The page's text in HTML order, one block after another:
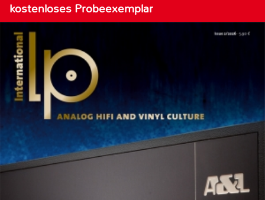
kostenloses Probeexemplar